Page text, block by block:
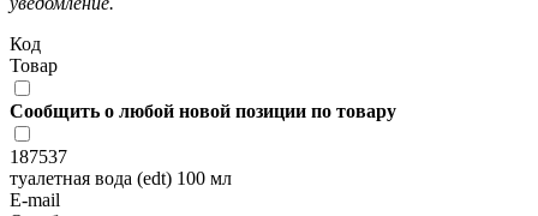
Код
Товар
Сообщить о любой новой позиции по товару
187537
туалетная вода (edt) 100 мл
E-mail